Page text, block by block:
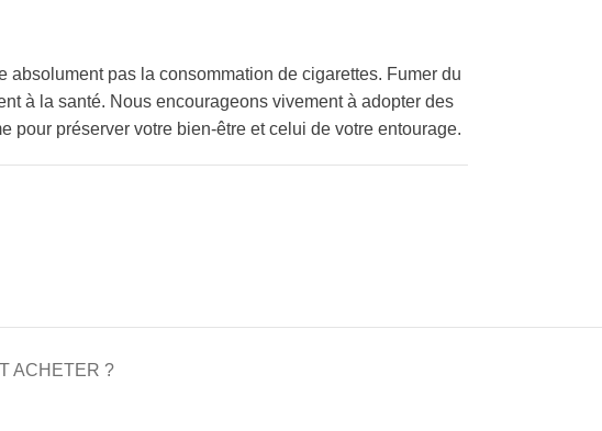
absolument pas la consommation de cigarettes. Fumer du
à la santé. Nous encourageons vivement à adopter des
pour préserver votre bien-être et celui de votre entourage.
ACHETER ?